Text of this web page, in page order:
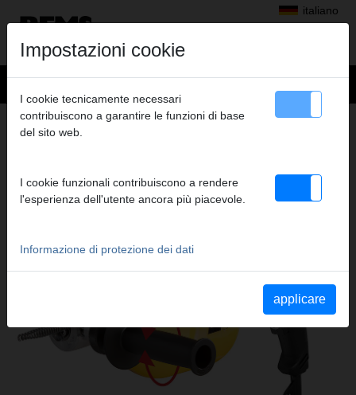
italiano
Prodotti>Pulizia di tubazioni e canali> REMS Mini-Cobra S
STURATUBI ELETTRICO
Impostazioni cookie
I cookie tecnicamente necessari
contribuiscono a garantire le funzioni di base
del sito web.
I cookie funzionali contribuiscono a rendere
l'esperienza dell'utente ancora più piacevole.
Informazione di protezione dei dati
applicare